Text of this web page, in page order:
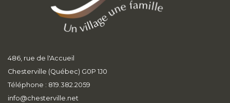
486, rue de l'Accueil
Chesterville (Québec) G0P 1J0
Téléphone : 819.382.2059
info@chesterville.net